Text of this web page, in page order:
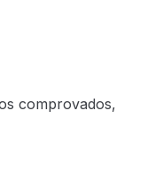
comprovados,